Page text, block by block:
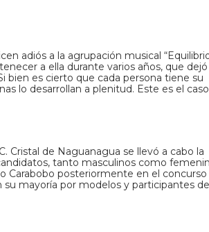
adiós a la agrupación musical
a ella durante varios años, que
bien es cierto que cada persona tiene su
lo desarrollan a plenitud. Este es el
Cristal de Naguanagua se llevó a cabo la
tanto masculinos como
Carabobo posteriormente en el concurso
mayoría por modelos y participantes de